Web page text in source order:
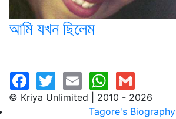
আমি যখন ছিলেম
© Kriya Unlimited | 2010 - 2026
Tagore's Biography